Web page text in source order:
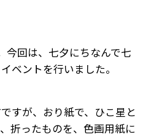
今回は、七夕にちなんで七
ベントを行いました。
すが、おり紙で、ひこ星と
折ったものを、色画用紙に